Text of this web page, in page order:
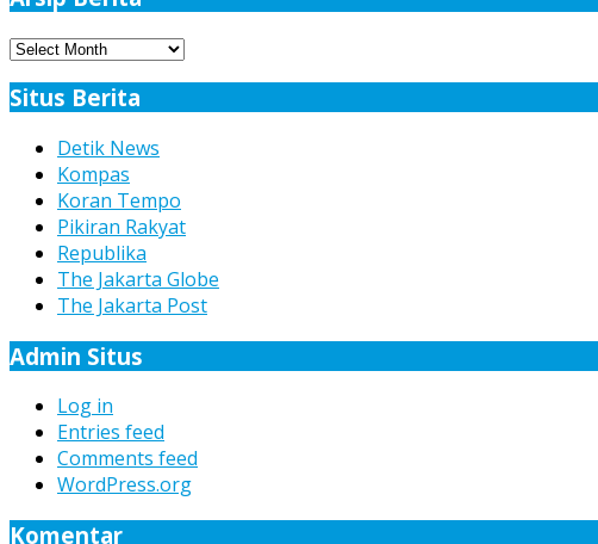
Arsip
Situs Berita
Detik News
Kompas
Koran Tempo
Pikiran Rakyat
Republika
The Jakarta Globe
The Jakarta Post
Admin Situs
Log in
Entries feed
Comments feed
WordPress.org
Komentar